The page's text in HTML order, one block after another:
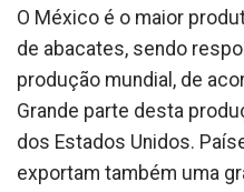
O México é o maior
de abacates, sendo
produção mundial, de
Grande parte desta
dos Estados Unidos.
exportam também uma